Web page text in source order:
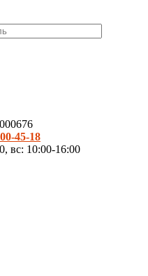
45-18
вс: 10:00-16:00